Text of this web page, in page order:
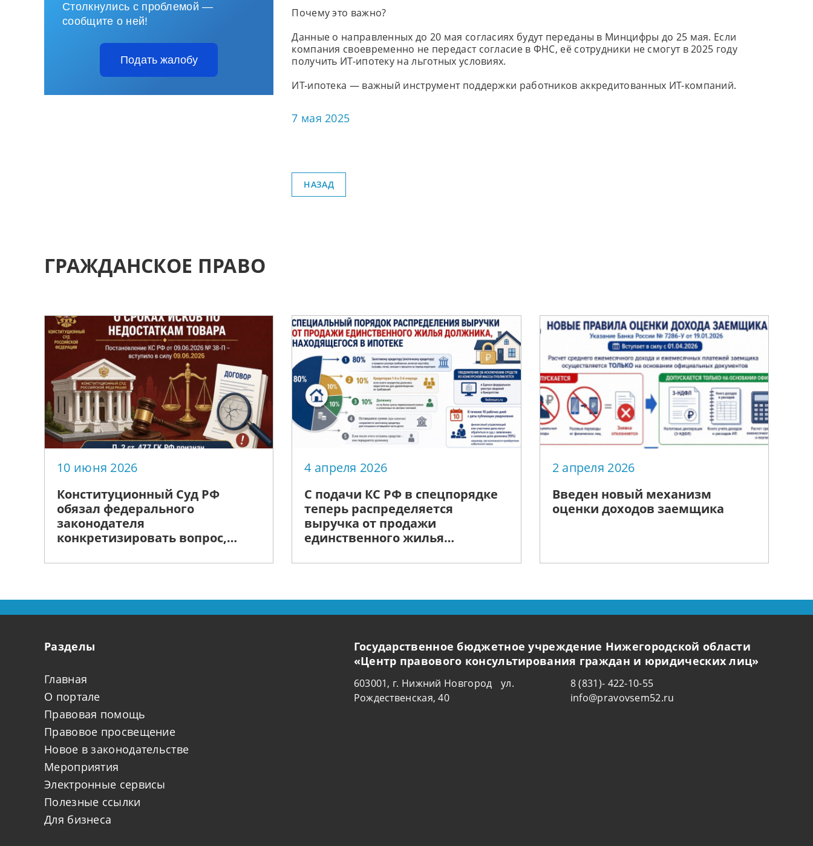
Столкнулись с проблемой —
сообщите о ней!
Подать жалобу
Почему это важно?
Данные о направленных до 20 мая согласиях будут переданы в Минцифры до 25 мая. Если
компания своевременно не передаст согласие в ФНС, её сотрудники не смогут в 2025 году
получить ИТ-ипотеку на льготных условиях.
ИТ-ипотека — важный инструмент поддержки работников аккредитованных ИТ-компаний.
7 мая 2025
НАЗАД
ГРАЖДАНСКОЕ ПРАВО
10 июня 2026
Конституционный Суд РФ
обязал федерального
законодателя
конкретизировать вопрос,
предъявления покупателем к
в связи с недостатками
4 апреля 2026
С подачи КС РФ в спецпорядке
теперь распределяется
выручка от продажи
единственного жилья
находится в ипотеке
2 апреля 2026
Введен новый механизм
оценки доходов заемщика
Разделы
Главная
О портале
Правовая помощь
Правовое просвещение
Новое в законодательстве
Мероприятия
Электронные сервисы
Полезные ссылки
Для бизнеса
Государственное бюджетное учреждение Нижегородской области
«Центр правового консультирования граждан и юридических лиц»
603001, г. Нижний Новгород ул.
Рождественская, 40
8 (831)- 422-10-55
info@pravovsem52.ru